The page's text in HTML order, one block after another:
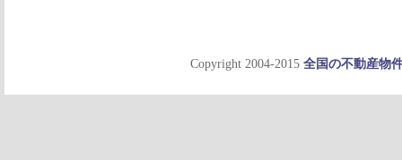
Copyright 2004-2015 全国の不動産物